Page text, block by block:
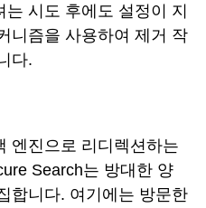
시도 후에도 설정이 지
니즘을 사용하여 제거 작
다.
엔진으로 리디렉션하는
Search는 방대한 양
합니다. 여기에는 방문한